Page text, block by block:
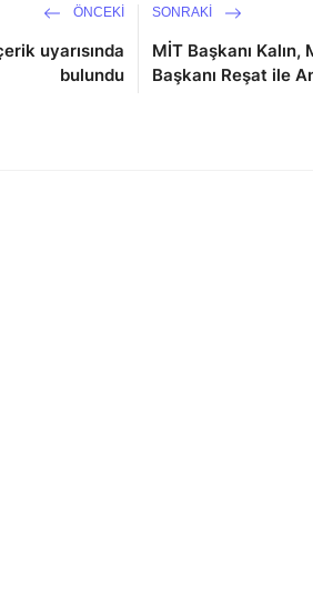
ÖNCEKI
uyarısında
bulundu
SONRAKI
MİT Başkanı Kalın,
Başkanı Reşat ile